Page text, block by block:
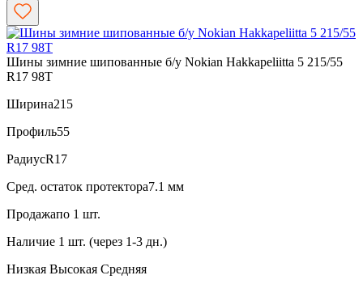
Шины зимние шипованные б/у Nokian Hakkapeliitta 5 215/55
R17 98T
Ширина215
Профиль55
РадиусR17
Сред. остаток протектора7.1 мм
Продажапо 1 шт.
Наличие 1 шт. (через 1-3 дн.)
Низкая Высокая Средняя